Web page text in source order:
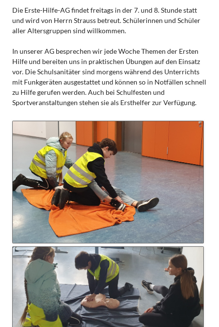
Die Erste-Hilfe-AG findet freitags in der 7. und 8. Stunde statt
und wird von Herrn Strauss betreut. Schülerinnen und Schüler
aller Altersgruppen sind willkommen.
In unserer AG besprechen wir jede Woche Themen der Ersten
Hilfe und bereiten uns in praktischen Übungen auf den Einsatz
vor. Die Schulsanitäter sind morgens während des Unterrichts
mit Funkgeräten ausgestattet und können so in Notfällen schnell
zu Hilfe gerufen werden. Auch bei Schulfesten und
Sportveranstaltungen stehen sie als Ersthelfer zur Verfügung.